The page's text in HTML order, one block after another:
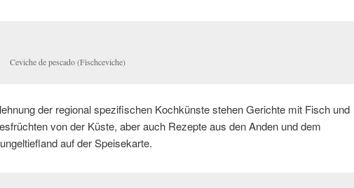
Ceviche de pescado (Fischceviche)
der regional spezifischen Kochkünste stehen Gerichte mit Fisch und
von der Küste, aber auch Rezepte aus den Anden und dem
auf der Speisekarte.